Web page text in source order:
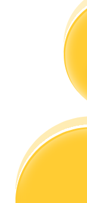
Торговые
Узнайте, как